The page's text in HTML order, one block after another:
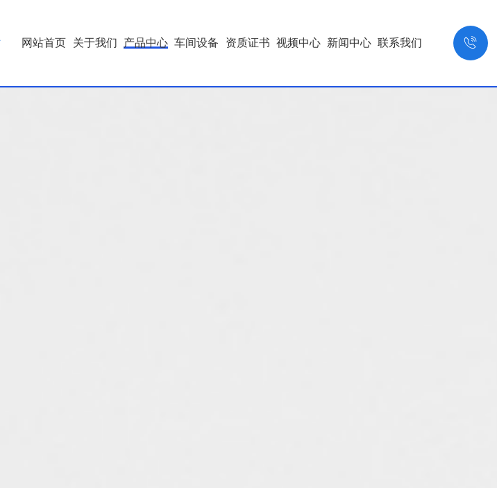
网站首页 关于我们 产品中心 车间设备 资质证书 视频中心 新闻中心 联系我们 